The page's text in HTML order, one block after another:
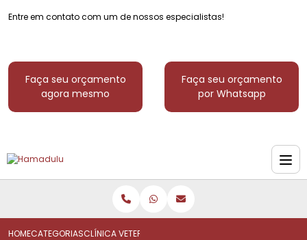
Entre em contato com um de nossos especialistas!
Faça seu orçamento
agora mesmo
Faça seu orçamento
por Whatsapp
HOMECATEGORIASCLÍNICA VETERINÁRIA PARA GATOS PERTO DE MIM